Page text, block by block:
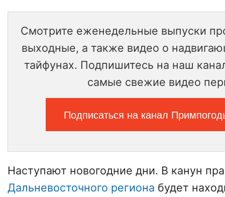
Смотрите еженедельные выпуски
выходные, а также видео о
тайфунах. Подпишитесь на наш
самые свежие видео
Подписаться на канал
Наступают новогодние дни. В канун
Дальневосточного региона будет